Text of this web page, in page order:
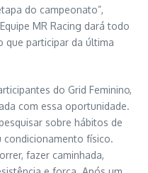
do campeonato”,
MR Racing dará todo
que participar da última
do Grid Feminino,
com essa oportunidade.
sobre hábitos de
condicionamento físico.
fazer caminhada,